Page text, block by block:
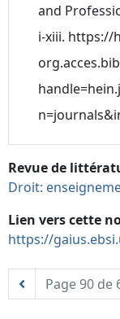
and
i‑xiii. https://
Revue de
Droit:
Lien vers cette
https://
Page 90 de